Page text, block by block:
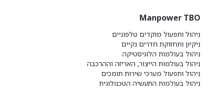
Manpower TBO
ניהול ותפעול מוקדים טלפוניים
ניקיון ותחזוקת חדרים נקיים
ניהול בעולמות הלוגיסטיקה
ניהול בעולמות הייצור, האריזה וההרכבה
ניהול ותפעול מערכי שירות תומכים
ניהול בעולמות התעשיה הטכנולוגית